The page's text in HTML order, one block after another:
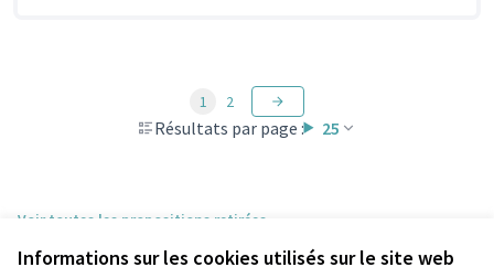
Informations sur les cookies utilisés sur le site web
Résultats par page : 25
1 2
Voir toutes les propositions retirées